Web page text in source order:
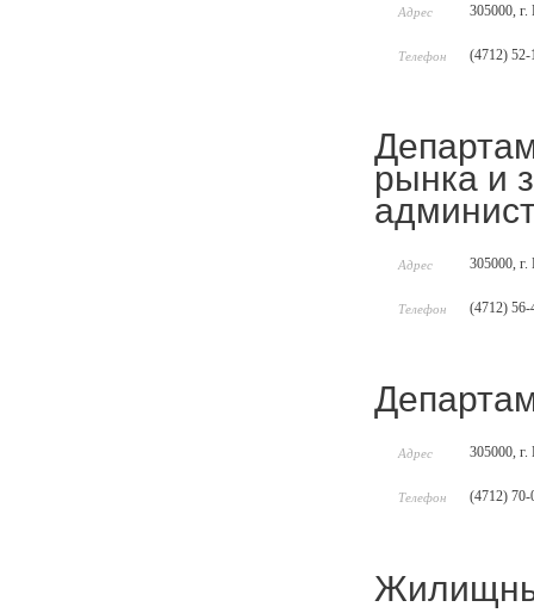
Адрес 305000, г.
Телефон (4712) 52-
рынка и
Адрес 305000, г.
Телефон (4712) 56-
Адрес 305000, г.
Телефон (4712) 70-